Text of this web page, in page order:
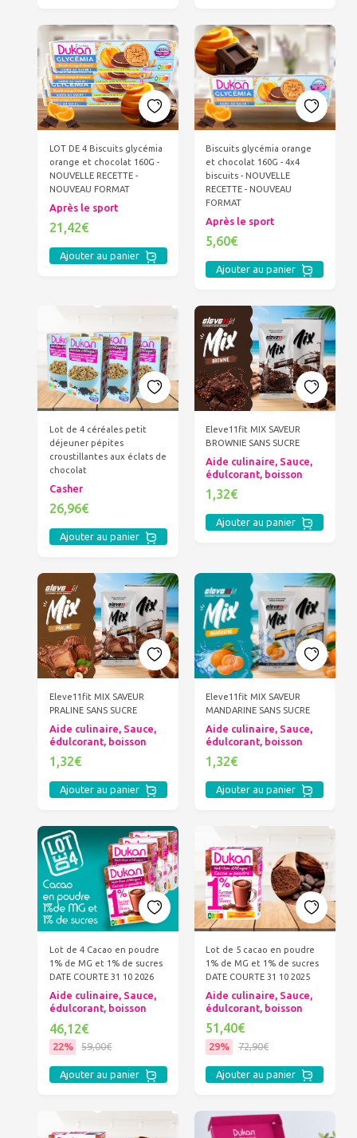
LOT DE 4 Biscuits glycémia
orange et chocolat 160G -
NOUVELLE RECETTE -
NOUVEAU FORMAT
Après le sport
21,42€
Ajouter au panier
Biscuits glycémia orange
et chocolat 160G - 4x4
biscuits - NOUVELLE
RECETTE - NOUVEAU
FORMAT
Après le sport
5,60€
Ajouter au panier
Lot de 4 céréales petit
déjeuner pépites
croustillantes aux éclats de
chocolat
Casher
26,96€
Ajouter au panier
Eleve11fit MIX SAVEUR
BROWNIE SANS SUCRE
Aide culinaire, Sauce,
édulcorant, boisson
1,32€
Ajouter au panier
Eleve11fit MIX SAVEUR
PRALINE SANS SUCRE
Aide culinaire, Sauce,
édulcorant, boisson
1,32€
Ajouter au panier
Eleve11fit MIX SAVEUR
MANDARINE SANS SUCRE
Aide culinaire, Sauce,
édulcorant, boisson
1,32€
Ajouter au panier
Lot de 4 Cacao en poudre
1% de MG et 1% de sucres
DATE COURTE 31 10 2026
Aide culinaire, Sauce,
édulcorant, boisson
46,12€
22% 59,00€
Ajouter au panier
Lot de 5 cacao en poudre
1% de MG et 1% de sucres
DATE COURTE 31 10 2025
Aide culinaire, Sauce,
édulcorant, boisson
51,40€
29% 72,90€
Ajouter au panier